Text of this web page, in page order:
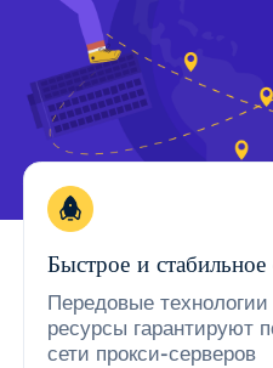
Быстрое и стабильное
Передовые
ресурсы гарантируют
сети прокси-серверов